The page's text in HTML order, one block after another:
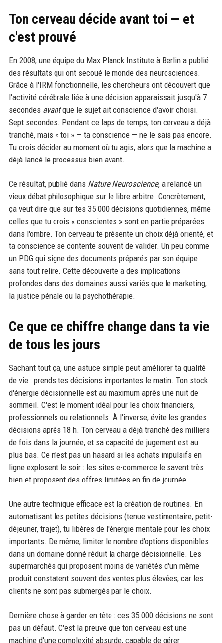
Ton cerveau décide avant toi — et
c'est prouvé
En 2008, une équipe du Max Planck Institute à Berlin a publié
des résultats qui ont secoué le monde des neurosciences.
Grâce à l'IRM fonctionnelle, les chercheurs ont découvert que
l'activité cérébrale liée à une décision apparaissait jusqu'à 7
secondes avantque le sujet ait conscience d'avoir choisi.
Sept secondes. Pendant ce laps de temps, ton cerveau a déjà
tranché, mais « toi » — ta conscience — ne le sais pas encore.
Tu crois décider au moment où tu agis, alors que la machine a
déjà lancé le processus bien avant.
Ce résultat, publié dans Nature Neuroscience, a relancé un
vieux débat philosophique sur le libre arbitre. Concrètement,
ça veut dire que sur tes 35 000 décisions quotidiennes, même
celles que tu crois « conscientes » sont en partie préparées
dans l'ombre. Ton cerveau te présente un choix déjà orienté, et
ta conscience se contente souvent de valider. Un peu comme
un PDG qui signe des documents préparés par son équipe
sans tout relire. Cette découverte a des implications
profondes dans des domaines aussi variés que le marketing,
la justice pénale ou la psychothérapie.
Ce que ce chiffre change dans ta vie
de tous les jours
Sachant tout ça, une astuce simple peut améliorer ta qualité
de vie : prends tes décisions importantes le matin. Ton stock
d'énergie décisionnelle est au maximum après une nuit de
sommeil. C'est le moment idéal pour les choix financiers,
professionnels ou relationnels. À l'inverse, évite les grandes
décisions après 18 h. Ton cerveau a déjà tranché des milliers
de fois dans la journée, et sa capacité de jugement est au
plus bas. Ce n'est pas un hasard si les achats impulsifs en
ligne explosent le soir : les sites e-commerce le savent très
bien et proposent des offres limitées en fin de journée.
Une autre technique efficace est la création de routines. En
automatisant les petites décisions (tenue vestimentaire, petit-
déjeuner, trajet), tu libères de l'énergie mentale pour les choix
importants. De même, limiter le nombre d'options disponibles
dans un domaine donné réduit la charge décisionnelle. Les
supermarchés qui proposent moins de variétés d'un même
produit constatent souvent des ventes plus élevées, car les
clients ne sont pas submergés par le choix.
Dernière chose à garder en tête : ces 35 000 décisions ne sont
pas un défaut. C'est la preuve que ton cerveau est une
machine d'une complexité absurde, capable de gérer